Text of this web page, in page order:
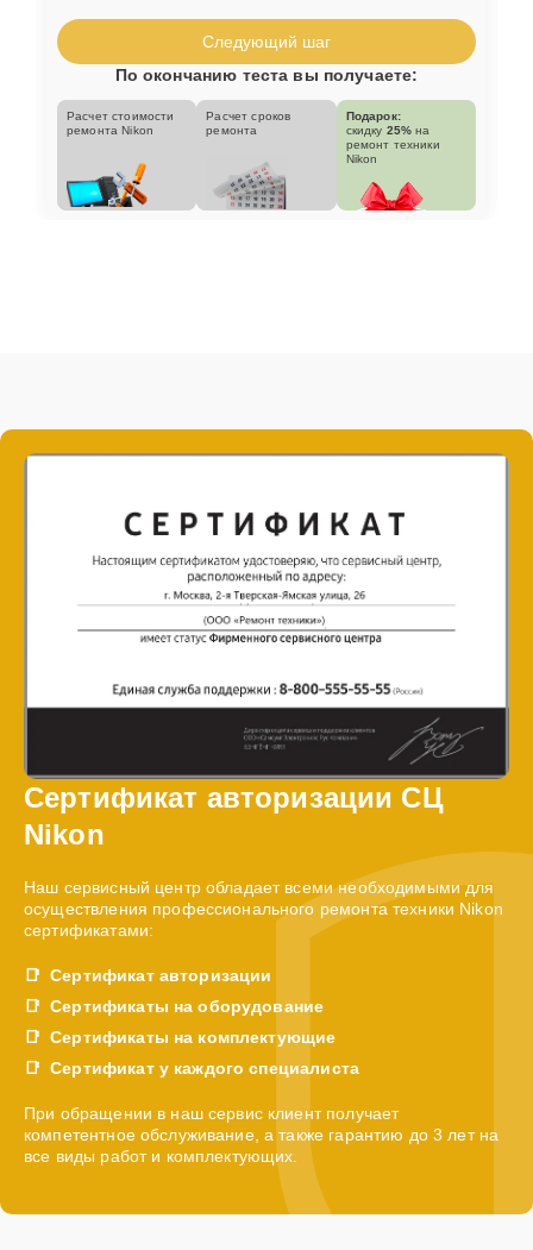
Следующий шаг
По окончанию теста вы получаете:
Расчет стоимости
ремонта Nikon
Расчет сроков
ремонта
Подарок:
скидку 25% на
ремонт техники
Nikon
Сертификат авторизации СЦ
Nikon
Наш сервисный центр обладает всеми необходимыми для
осуществления профессионального ремонта техники Nikon
сертификатами:
Сертификат авторизации
Сертификаты на оборудование
Сертификаты на комплектующие
Сертификат у каждого специалиста
При обращении в наш сервис клиент получает
компетентное обслуживание, а также гарантию до 3 лет на
все виды работ и комплектующих.